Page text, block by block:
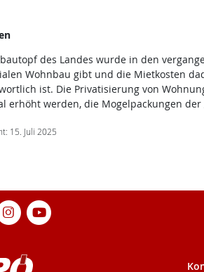
des Landes wurde in den
Wohnbau gibt und die Mietkosten
ist. Die Privatisierung von
erhöht werden, die Mogelpackungen
15. Juli 2025